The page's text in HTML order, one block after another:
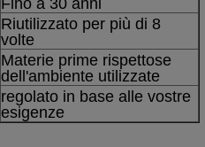
Riutilizzato per più di 8
volte
Materie prime rispettose
dell'ambiente utilizzate
regolato in base alle vostre
esigenze